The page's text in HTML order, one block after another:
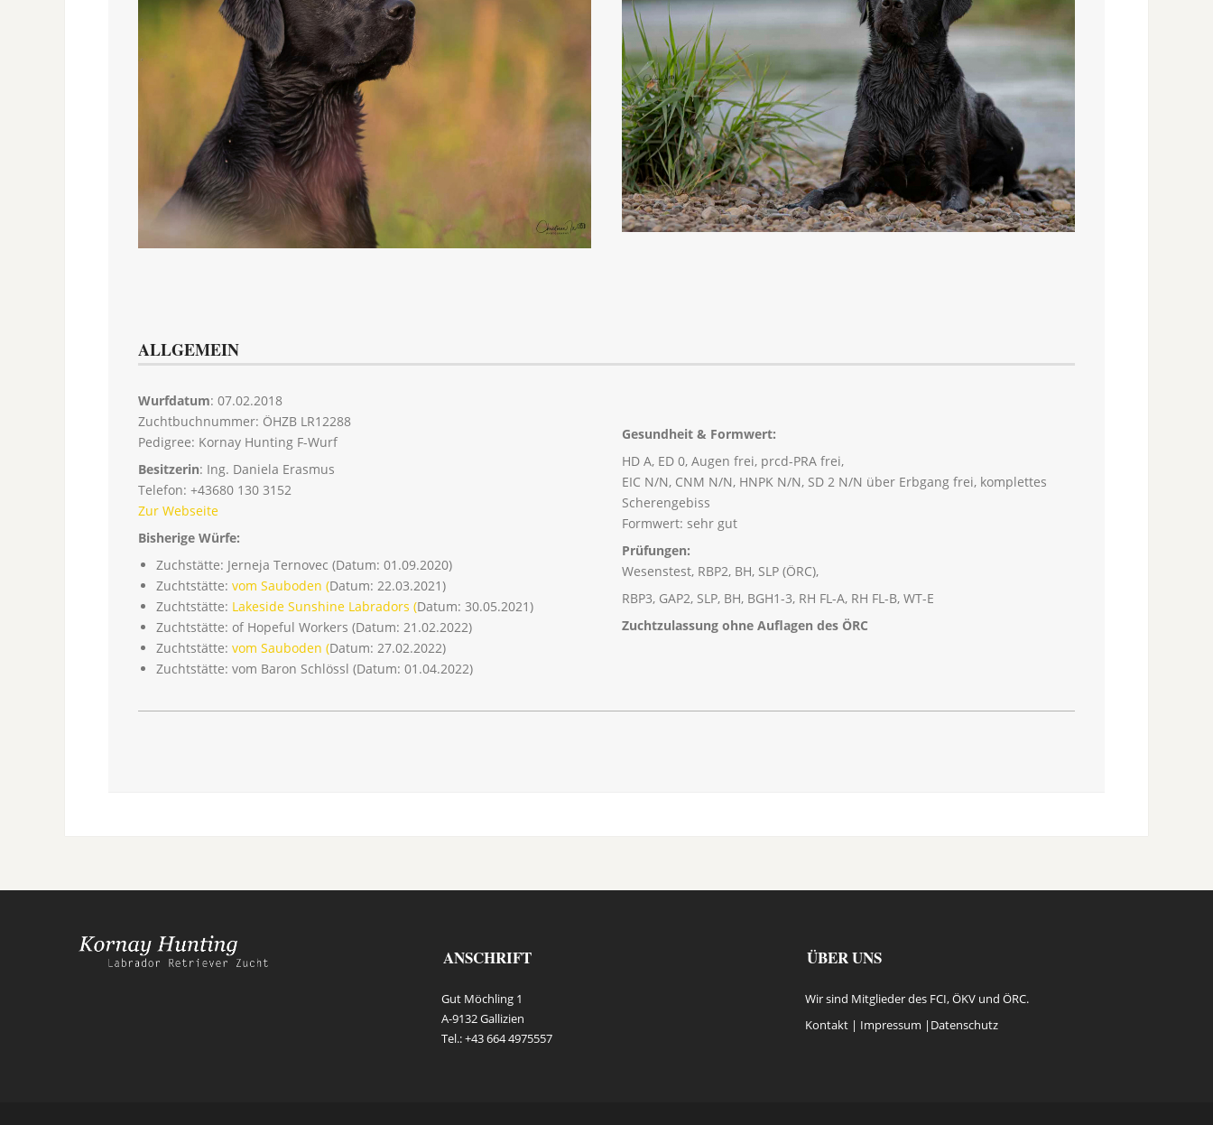
ALLGEMEIN
Wurfdatum: 07.02.2018
Zuchtbuchnummer: ÖHZB LR12288
Pedigree: Kornay Hunting F-Wurf
Besitzerin: Ing. Daniela Erasmus
Telefon: +43680 130 3152
Zur Webseite
Bisherige Würfe:
Zuchstätte: Jerneja Ternovec (Datum: 01.09.2020)
Zuchtstätte:vom Sauboden (Datum: 22.03.2021)
Zuchtstätte: Lakeside Sunshine Labradors (Datum: 30.05.2021)
Zuchtstätte: of Hopeful Workers (Datum: 21.02.2022)
Zuchtstätte:vom Sauboden (Datum: 27.02.2022)
Zuchtstätte: vom Baron Schlössl (Datum: 01.04.2022)
Gesundheit & Formwert:
HD A, ED 0, Augen frei, prcd-PRA frei,
EIC N/N, CNM N/N, HNPK N/N, SD 2 N/N über Erbgang frei, komplettes
Scherengebiss
Formwert: sehr gut
Prüfungen:
Wesenstest, RBP2, BH, SLP (ÖRC),
RBP3, GAP2, SLP, BH, BGH1-3, RH FL-A, RH FL-B, WT-E
Zuchtzulassung ohne Auflagen des ÖRC
ANSCHRIFT
Gut Möchling 1
A-9132 Gallizien
Tel.: +43 664 4975557
ÜBER UNS
Wir sind Mitglieder des FCI, ÖKV und ÖRC.
Kontakt | Impressum | Datenschutz